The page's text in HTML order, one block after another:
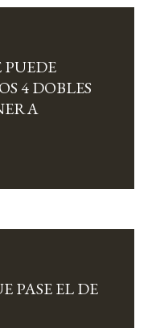
PUEDE
4 DOBLES
PASE EL DE